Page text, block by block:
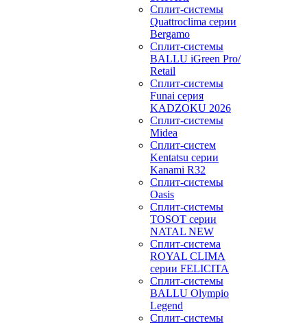
Сплит-системы
Quattroclima серии
Bergamo
Сплит-системы
BALLU iGreen Pro/
Retail
Сплит-системы
Funai серия
KADZOKU 2026
Сплит-системы
Midea
Сплит-систем
Kentatsu серии
Kanami R32
Сплит-системы
Oasis
Сплит-системы
TOSOT серии
NATAL NEW
Сплит-система
ROYAL CLIMA
серии FELICITA
Сплит-системы
BALLU Olympio
Legend
Сплит-системы